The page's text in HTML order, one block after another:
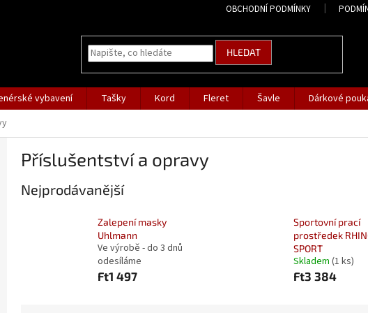
OBCHODNÍ PODMÍNKY
HLEDAT
vybavení Tašky Kord Fleret Šavle Dárkové
Příslušentství a opravy
Nejprodávanější
Zalepení masky
Uhlmann
Ve výrobě - do 3 dnů
odesíláme
Ft1 497
Sportovní prací
prostředek
SPORT
Skladem (1 ks)
Ft3 384